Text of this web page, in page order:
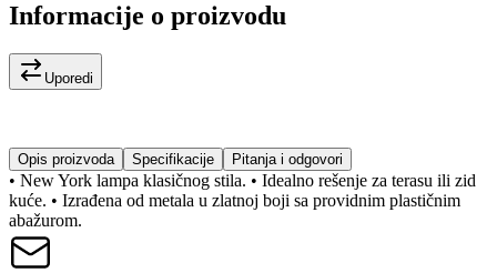
Informacije o proizvodu
Uporedi
Opis proizvoda Specifikacije Pitanja i odgovori
• New York lampa klasičnog stila. • Idealno rešenje za terasu ili zid
kuće. • Izrađena od metala u zlatnoj boji sa providnim plastičnim
abažurom.